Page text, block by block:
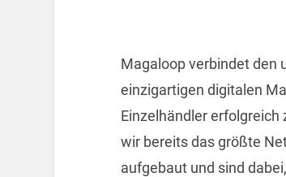
Magaloop verbindet den
einzigartigen digitalen
Einzelhändler
wir bereits das größte
aufgebaut und sind